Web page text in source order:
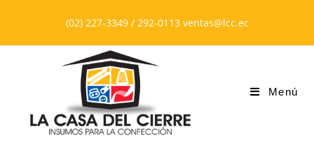
(02) 227-3349 / 292-0113 ventas@lcc.ec
Menú